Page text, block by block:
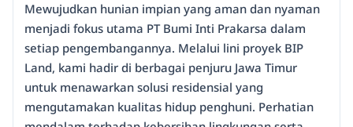
Mewujudkan hunian impian yang aman dan nyaman
menjadi fokus utama PT Bumi Inti Prakarsa dalam
setiap pengembangannya. Melalui lini proyek BIP
Land, kami hadir di berbagai penjuru Jawa Timur
untuk menawarkan solusi residensial yang
mengutamakan kualitas hidup penghuni. Perhatian